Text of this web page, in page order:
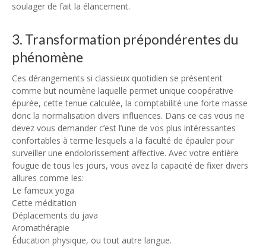
soulager de fait la élancement.
3. Transformation prépondérentes du
phénomène
Ces dérangements si classieux quotidien se présentent
comme but noumène laquelle permet unique coopérative
épurée, cette tenue calculée, la comptabilité une forte masse
donc la normalisation divers influences. Dans ce cas vous ne
devez vous demander c’est l’une de vos plus intéressantes
confortables à terme lesquels a la faculté de épauler pour
surveiller une endolorissement affective. Avec votre entière
fougue de tous les jours, vous avez la capacité de fixer divers
allures comme les:
Le fameux yoga
Cette méditation
Déplacements du java
Aromathérapie
Éducation physique, ou tout autre langue.